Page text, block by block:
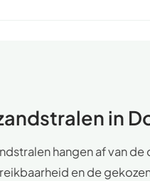
in
hangen af van
en de